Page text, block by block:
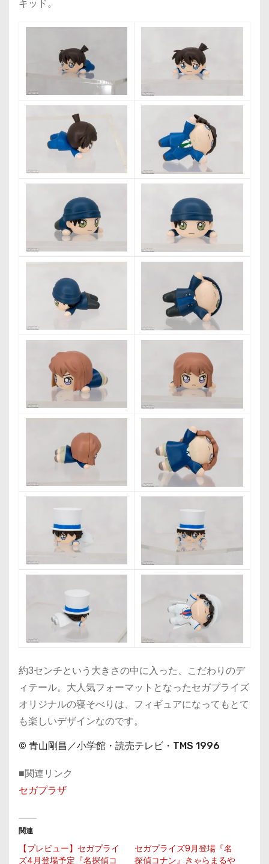
キッド。
約3センチという大きさの中に入った、こだわりのデ
ィテール。大人気フォーマットとなったセガプライズ
オリジナルの寝そべりは、フィギュアになってもとて
も楽しいデザインなのです。
© 青山剛昌／小学館・読売テレビ・TMS 1996
■関連リンク
セガプラザ
関連
【プレビュー】セガプライ
ズ4月登場予定『名探偵コ
セガプライズ9月登場『名
探偵コナン』きゃらまるや